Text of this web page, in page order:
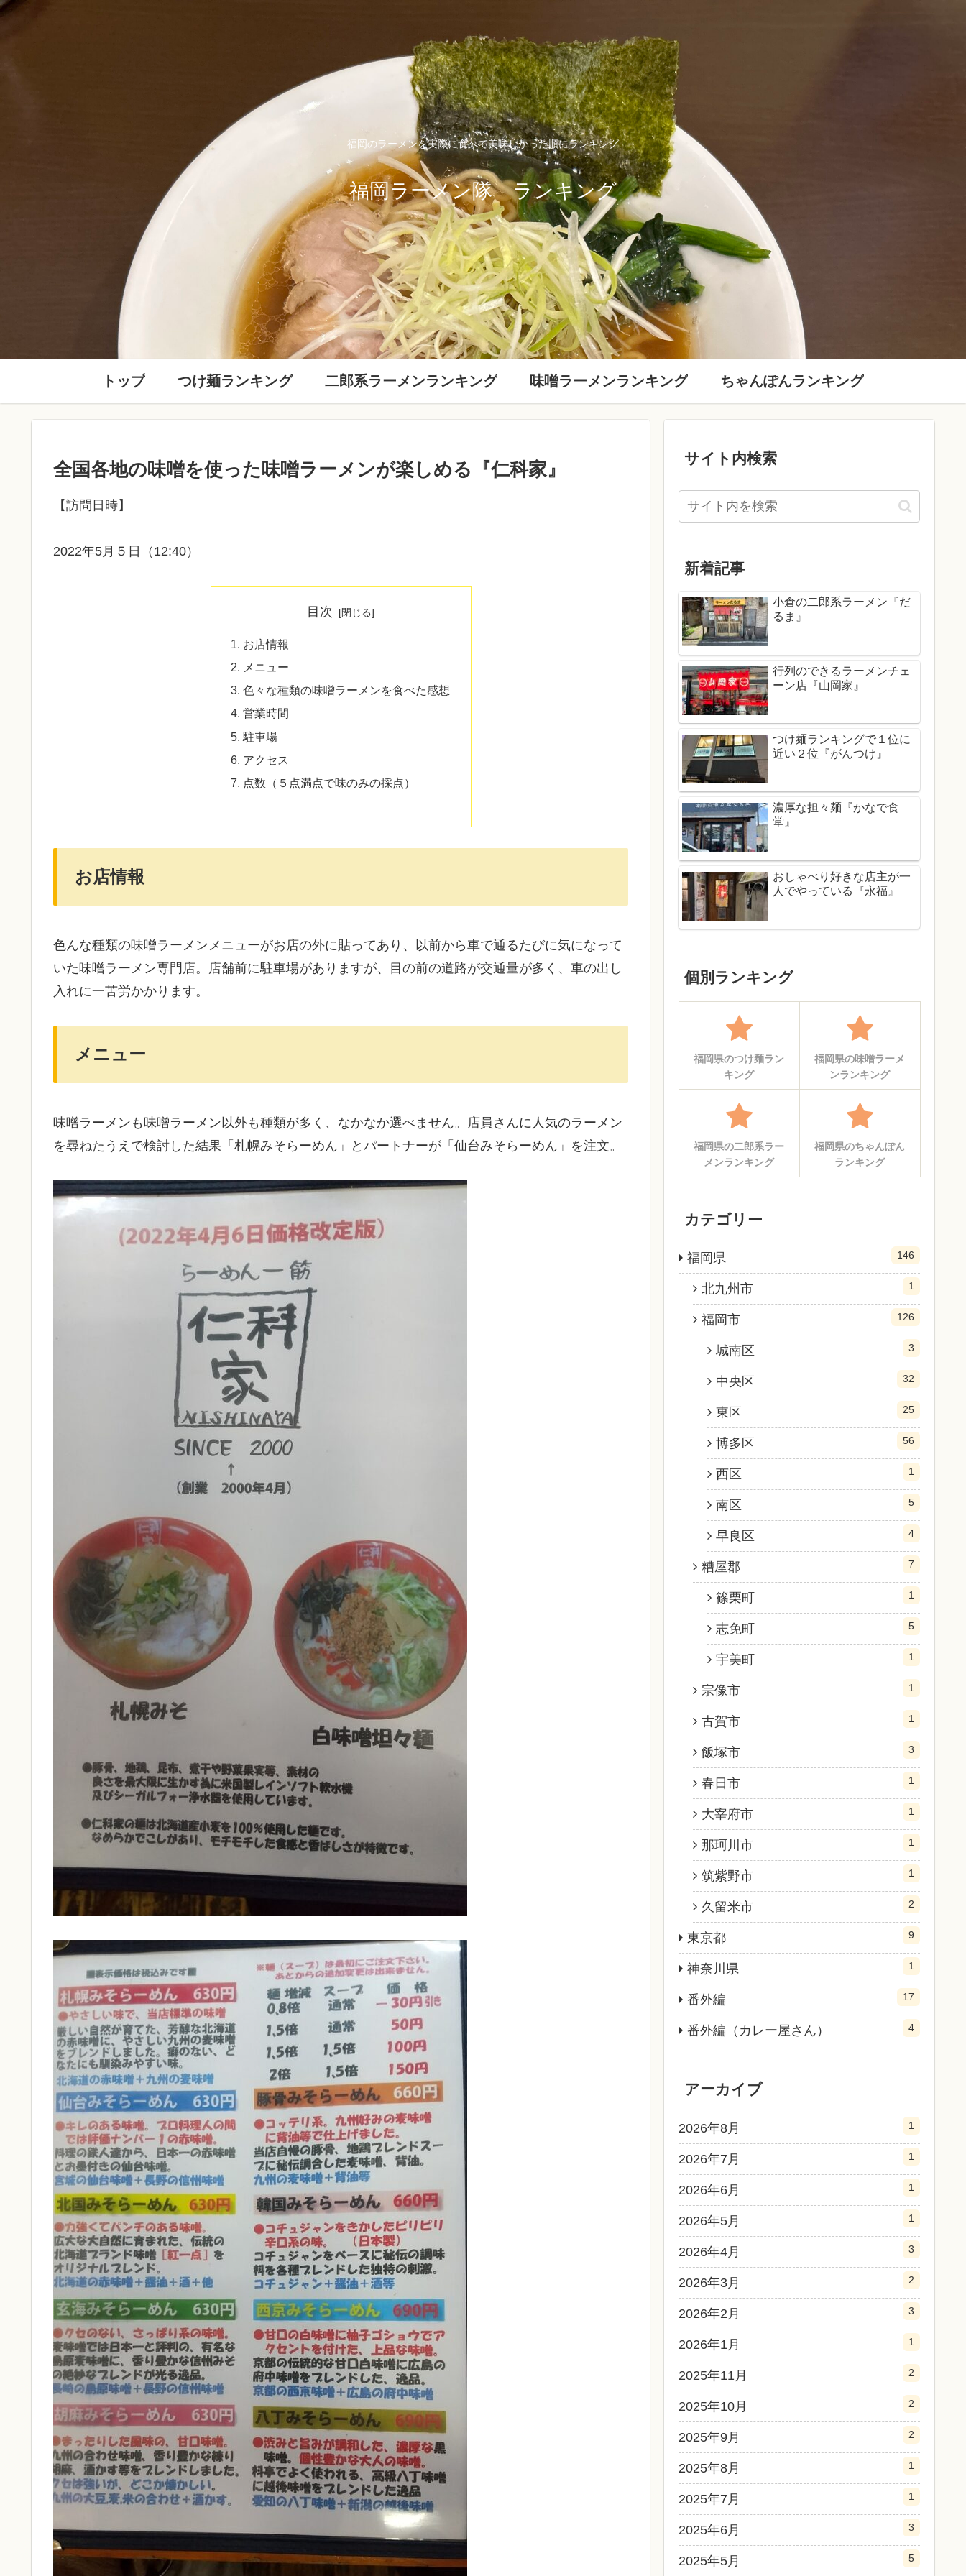
福岡のラーメンを実際に食べて美味しかった順にランキング
福岡ラーメン隊 ランキング
トップ つけ麺ランキング 二郎系ラーメンランキング 味噌ラーメンランキング ちゃんぽんランキング
全国各地の味噌を使った味噌ラーメンが楽しめる『仁科家』
【訪問日時】
2022年5月５日（12:40）
目次
お店情報
メニュー
色々な種類の味噌ラーメンを食べた感想
営業時間
駐車場
アクセス
点数（５点満点で味のみの採点）
お店情報
色んな種類の味噌ラーメンメニューがお店の外に貼ってあり、以前から車で通るたびに気になって
いた味噌ラーメン専門店。店舗前に駐車場がありますが、目の前の道路が交通量が多く、車の出し
入れに一苦労かかります。
メニュー
味噌ラーメンも味噌ラーメン以外も種類が多く、なかなか選べません。店員さんに人気のラーメン
を尋ねたうえで検討した結果「札幌みそらーめん」とパートナーが「仙台みそらーめん」を注文。
サイト内検索
新着記事
小倉の二郎系ラーメン『だ
るま』
行列のできるラーメンチェ
ーン店『山岡家』
つけ麺ランキングで１位に
近い２位『がんつけ』
濃厚な担々麺『かなで食
堂』
おしゃべり好きな店主が一
人でやっている『永福』
個別ランキング
福岡県のつけ麺ラン
キング
福岡県の味噌ラーメ
ンランキング
福岡県の二郎系ラー
メンランキング
福岡県のちゃんぽん
ランキング
カテゴリー
福岡県 146
北九州市 1
福岡市 126
城南区 3
中央区 32
東区 25
博多区 56
西区 1
南区 5
早良区 4
糟屋郡 7
篠栗町 1
志免町 5
宇美町 1
宗像市 1
古賀市 1
飯塚市 3
春日市 1
大宰府市 1
那珂川市 1
筑紫野市 1
久留米市 2
東京都 9
神奈川県 1
番外編 17
番外編（カレー屋さん） 4
アーカイブ
2026年8月 1
2026年7月 1
2026年6月 1
2026年5月 1
2026年4月 3
2026年3月 2
2026年2月 3
2026年1月 1
2025年11月 2
2025年10月 2
2025年9月 2
2025年8月 1
2025年7月 1
2025年6月 3
2025年5月 5